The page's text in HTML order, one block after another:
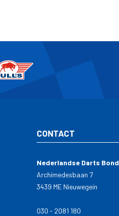
CONTACT
Nederlandse Darts Bond
Archimedesbaan 7
3439 ME Nieuwegein
030 - 2081 180